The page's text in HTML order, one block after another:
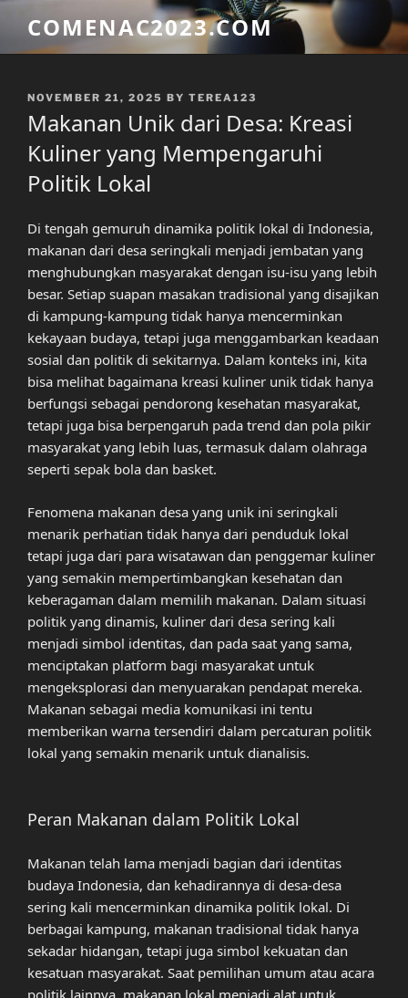
content
COMENAC2023.COM
POSTED
NOVEMBER 21, 2025 BY TEREA123
Makanan Unik dari Desa: Kreasi
Kuliner yang Mempengaruhi
Politik Lokal
Di tengah gemuruh dinamika politik lokal di Indonesia,
makanan dari desa seringkali menjadi jembatan yang
menghubungkan masyarakat dengan isu-isu yang lebih
besar. Setiap suapan masakan tradisional yang disajikan
di kampung-kampung tidak hanya mencerminkan
kekayaan budaya, tetapi juga menggambarkan keadaan
sosial dan politik di sekitarnya. Dalam konteks ini, kita
bisa melihat bagaimana kreasi kuliner unik tidak hanya
berfungsi sebagai pendorong kesehatan masyarakat,
tetapi juga bisa berpengaruh pada trend dan pola pikir
masyarakat yang lebih luas, termasuk dalam olahraga
seperti sepak bola dan basket.
Fenomena makanan desa yang unik ini seringkali
menarik perhatian tidak hanya dari penduduk lokal
tetapi juga dari para wisatawan dan penggemar kuliner
yang semakin mempertimbangkan kesehatan dan
keberagaman dalam memilih makanan. Dalam situasi
politik yang dinamis, kuliner dari desa sering kali
menjadi simbol identitas, dan pada saat yang sama,
menciptakan platform bagi masyarakat untuk
mengeksplorasi dan menyuarakan pendapat mereka.
Makanan sebagai media komunikasi ini tentu
memberikan warna tersendiri dalam percaturan politik
lokal yang semakin menarik untuk dianalisis.
Peran Makanan dalam Politik Lokal
Makanan telah lama menjadi bagian dari identitas
budaya Indonesia, dan kehadirannya di desa-desa
sering kali mencerminkan dinamika politik lokal. Di
berbagai kampung, makanan tradisional tidak hanya
sekadar hidangan, tetapi juga simbol kekuatan dan
kesatuan masyarakat. Saat pemilihan umum atau acara
politik lainnya, makanan lokal menjadi alat untuk